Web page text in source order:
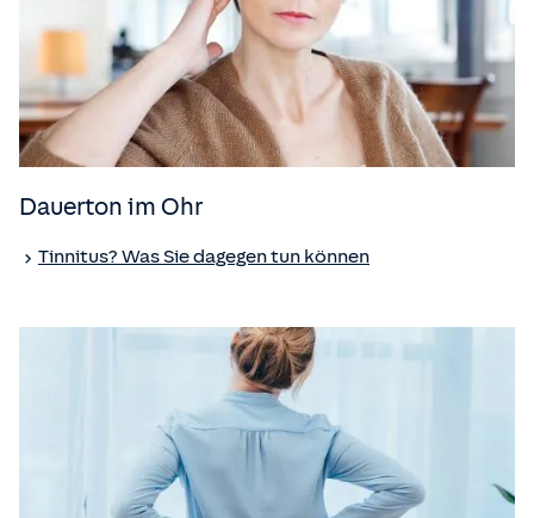
Dauerton im Ohr
Tinnitus? Was Sie dagegen tun können